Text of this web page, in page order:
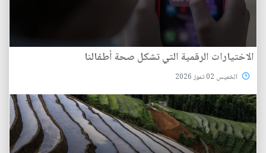
الاختيارات الرقمية التي تشكل صحة أطفالنا
الخميس 02 تموز 2026